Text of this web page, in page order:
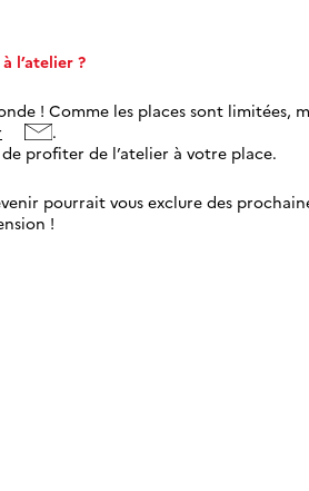
l’atelier ?
! Comme les places sont limitées,
.
profiter de l’atelier à votre place.
pourrait vous exclure des
!